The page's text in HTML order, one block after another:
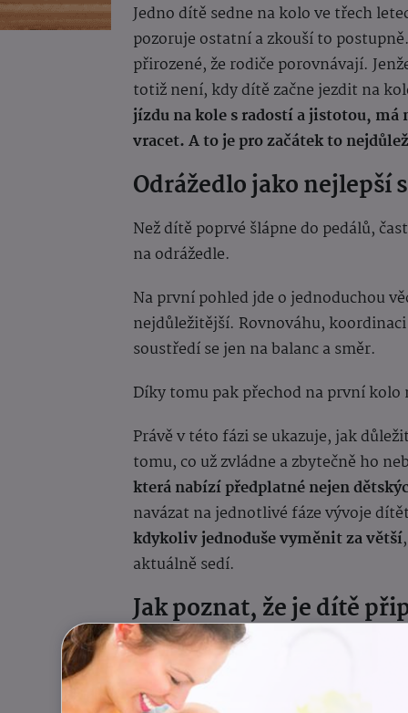
Jedno dítě sedne na kolo ve třech
pozoruje ostatní a zkouší to
přirozené, že rodiče porovnávají.
totiž není, kdy dítě začne jezdit na
jízdu na kole s radostí a jistotou,
vracet. A to je pro začátek to
Odrážedlo jako nejlepší
Než dítě poprvé šlápne do pedálů,
na odrážedle.
Na první pohled jde o jednoduchou
nejdůležitější. Rovnováhu,
soustředí se jen na balanc a směr.
Díky tomu pak přechod na první
Právě v této fázi se ukazuje, jak
tomu, co už zvládne a zbytečně ho
která nabízí předplatné nejen
navázat na jednotlivé fáze vývoje
kdykoliv jednoduše vyměnit za větší
aktuálně sedí.
Jak poznat, že je dítě
Nejde o konkrétní věk. Důležitější je
Připravenost často poznáte podle